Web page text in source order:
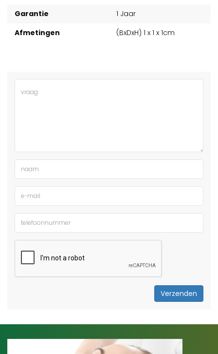
Garantie
1 Jaar
Afmetingen
(BxDxH) 1 x 1 x 1cm
Verzenden